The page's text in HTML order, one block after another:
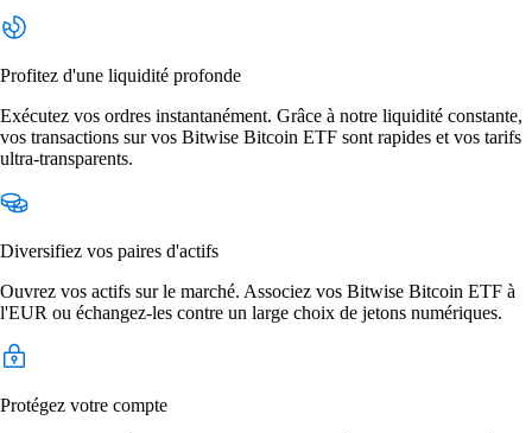
Profitez d'une liquidité profonde
Exécutez vos ordres instantanément. Grâce à notre liquidité constante,
vos transactions sur vos Bitwise Bitcoin ETF sont rapides et vos tarifs
ultra-transparents.
Diversifiez vos paires d'actifs
Ouvrez vos actifs sur le marché. Associez vos Bitwise Bitcoin ETF à
l'EUR ou échangez-les contre un large choix de jetons numériques.
Protégez votre compte